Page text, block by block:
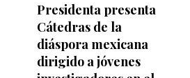
Presidenta presenta
Cátedras de la
diáspora mexicana
dirigido a jóvenes